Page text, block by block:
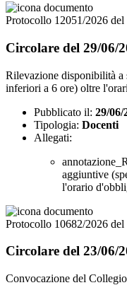
Protocollo 12051/2026
Circolare del 29/06/
Rilevazione disponibilità a
inferiori a 6 ore) oltre
Pubblicato il: 29/06/
Tipologia: Docenti
Allegati:
aggiuntive
l'orario
Protocollo 10682/2026
Circolare del 23/06/
Convocazione del